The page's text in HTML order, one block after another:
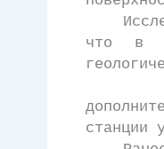
что в
Для
станции